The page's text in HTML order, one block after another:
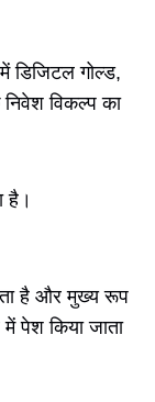
डिजिटल गोल्ड,
विकल्प का
है।
है और मुख्य रूप
पेश किया जाता